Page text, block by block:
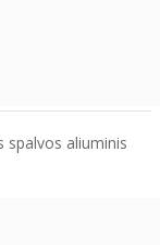
spalvos aliuminis